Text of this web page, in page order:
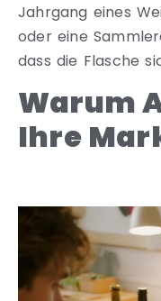
Jahrgang eines
oder eine
dass die Flasche
Warum
Ihre